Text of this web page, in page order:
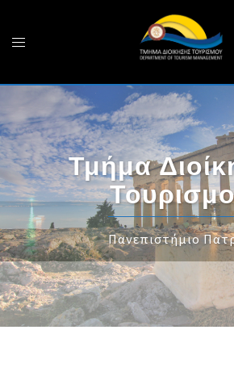
Τμήμα
Πανεπιστήμιο